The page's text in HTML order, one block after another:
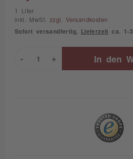
1 Liter
inkl. MwSt. zzgl. Versandkosten
Sofort versandfertig, Lieferzeit ca. 1-
+
- In den